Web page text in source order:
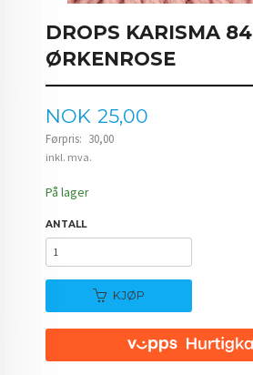
DROPS KARISMA 84
ØRKENROSE
Tilbud
NOK 25,00
Førpris: 30,00
Rabatt
inkl. mva.
På lager
ANTALL
KJØP